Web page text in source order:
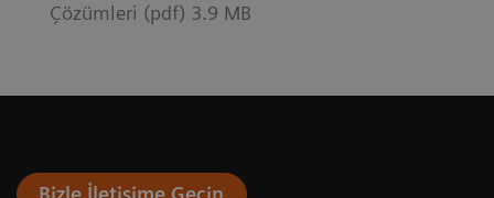
Çözümleri (pdf) 3.9 MB